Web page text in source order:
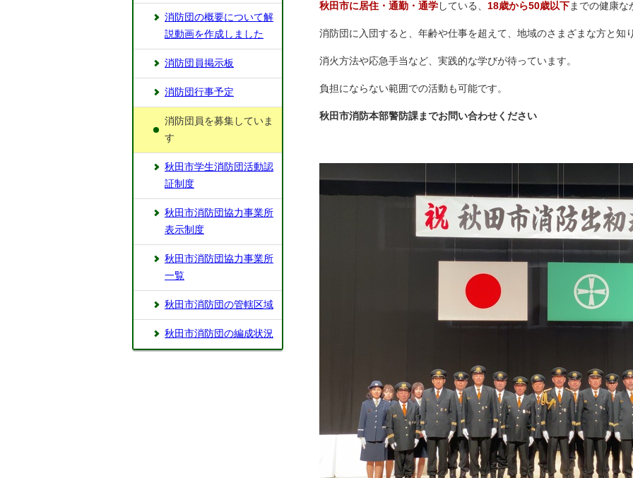
秋田市に居住・通勤・通学 している、 18歳から50歳以下までの健康な
消防団に入団すると、年齢や仕事を超えて、地域のさまざまな方と知
消火方法や応急手当など、実践的な学びが待っています。
負担にならない範囲での活動も可能です。
秋田市消防本部警防課までお問い合わせください
消防団の概要について解
説動画を作成しました
消防団員掲示板
消防団行事予定
消防団員を募集していま
す
秋田市学生消防団活動認
証制度
秋田市消防団協力事業所
表示制度
秋田市消防団協力事業所
一覧
秋田市消防団の管轄区域
秋田市消防団の編成状況